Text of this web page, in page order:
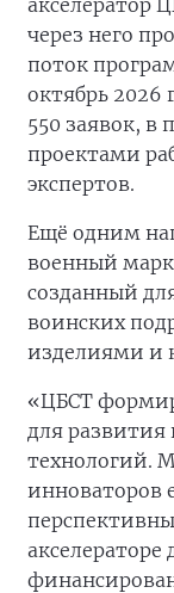
через него
поток
октябрь 2026
550 заявок, в
проектами
экспертов.
Ещё одним
военный
созданный
воинских
изделиями и
«ЦБСТ
для
технологий.
инноваторов